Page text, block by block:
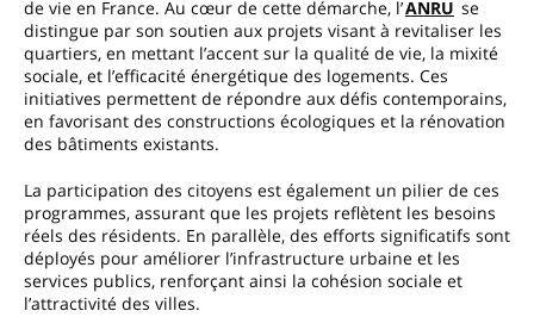
de vie en France. Au cœur de cette démarche, l’ANRU se
distingue par son soutien aux projets visant à revitaliser les
quartiers, en mettant l’accent sur la qualité de vie, la mixité
sociale, et l’efficacité énergétique des logements. Ces
initiatives permettent de répondre aux défis contemporains,
en favorisant des constructions écologiques et la rénovation
des bâtiments existants.
La participation des citoyens est également un pilier de ces
programmes, assurant que les projets reflètent les besoins
réels des résidents. En parallèle, des efforts significatifs sont
déployés pour améliorer l’infrastructure urbaine et les
services publics, renforçant ainsi la cohésion sociale et
l’attractivité des villes.